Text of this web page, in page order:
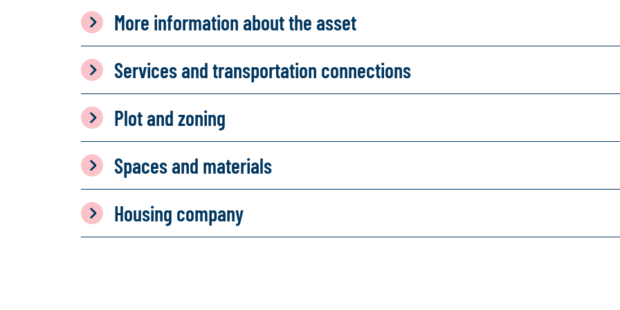
More information about the asset
Services and transportation connections
Plot and zoning
Spaces and materials
Housing company